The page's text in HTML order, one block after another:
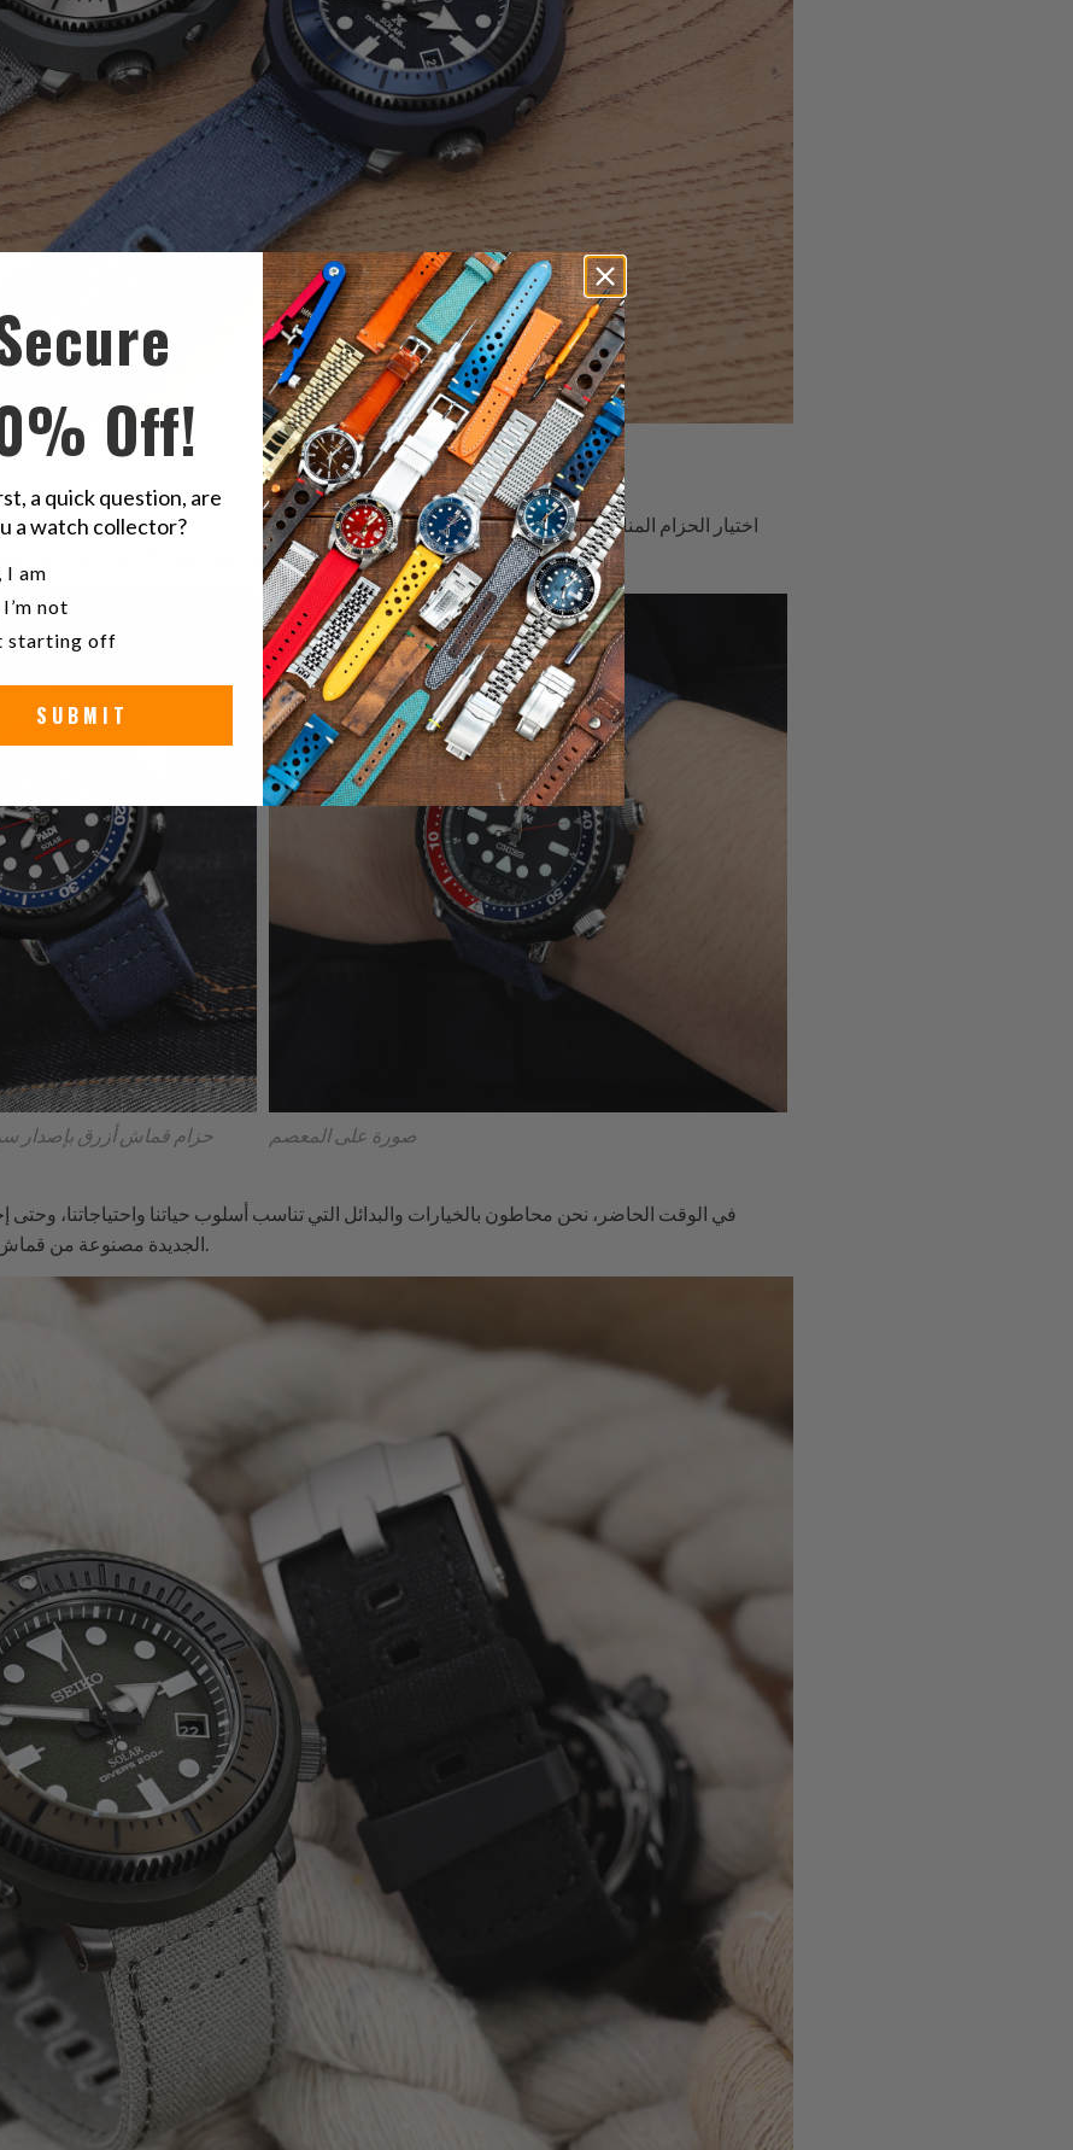
حزام ساعة قماش رمادي فاتح بإصدار سريع، 22 مم
حزام ساعة قماش أزرق بحري بإصدار سريع، 22 مم
اختيار الحزام المناسب لساعتك أصبح أكثر تعقيدًا من قبل. في البداية، عندما أصبحت أحزمة الساعات
أساسية من المواد للاختيار من بينها: المطاط، الجلد، أو الفولاذ المقاوم للصدأ.
حزام قماش أزرق بإصدار سريع صورة على المعصم
في الوقت الحاضر، نحن محاطون بالخيارات والبدائل التي تناسب أسلوب حياتنا واحتياجاتنا، وحتى
Off!
a quick question, are
a watch collector?
a watch collector?
I am
not
starting off
SUBMIT